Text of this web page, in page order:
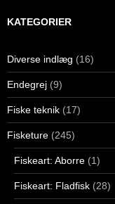
KATEGORIER
Diverse indlæg (16)
Endegrej (9)
Fiske teknik (17)
Fisketure (245)
Fiskeart: Aborre (1)
Fiskeart: Fladfisk (28)